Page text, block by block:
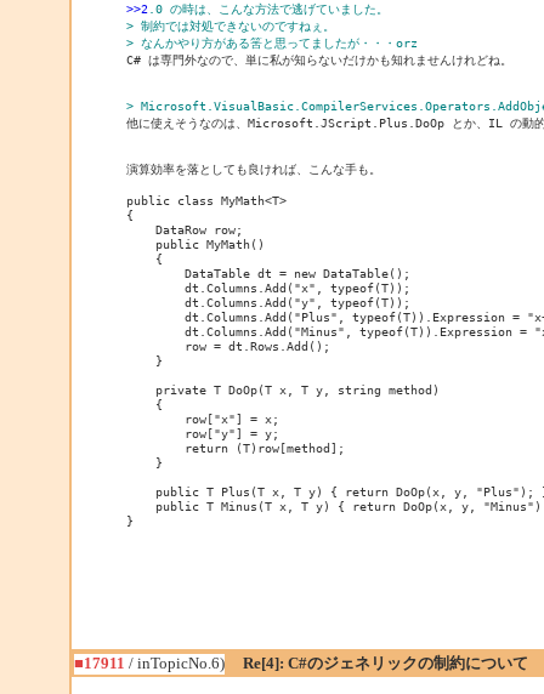
>>2 .0 の時は、こんな方法で逃げていました。
> 制約では対処できないのですねぇ。
> なんかやり方がある筈と思ってましたが・・・orz
C# は専門外なので、単に私が知らないだけかも知れませんけれどね。
> Microsoft.VisualBasic.CompilerServices.Operators.AddObject
他に使えそうなのは、Microsoft.JScript.Plus.DoOp とか、IL の動的
演算効率を落としても良ければ、こんな手も。
public class MyMath<T>
{
    DataRow row;
    public MyMath()
    {
        DataTable dt = new DataTable();
        dt.Columns.Add("x", typeof(T));
        dt.Columns.Add("y", typeof(T));
dt.Columns.Add("Plus", typeof(T)).Expression =
dt.Columns.Add("Minus", typeof(T)).Expression =
        row = dt.Rows.Add();
    }
    private T DoOp(T x, T y, string method)
    {
        row["x"] = x;
        row["y"] = y;
        return (T)row[method];
    }
public T Plus(T x, T y) { return DoOp(x, y, "Plus");
public T Minus(T x, T y) { return DoOp(x, y,
}
■17911 / inTopicNo.6) Re[4]: C#のジェネリックの制約について